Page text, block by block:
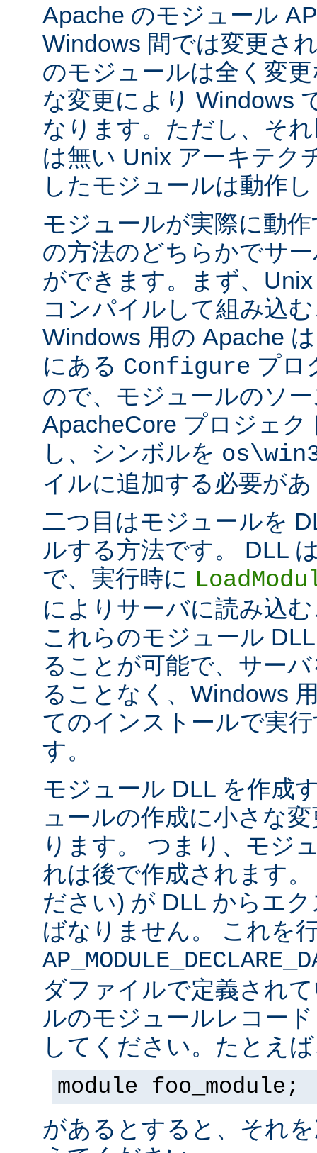
Apache のモジュール
Windows 間では変更さ
のモジュールは全く変
な変更により Windows
なります。ただし、そ
は無い Unix アーキテク
したモジュールは動作
モジュールが実際に動
の方法のどちらかでサ
ができます。まず、
コンパイルして組み込
Windows 用の Apache
にある Configure プロ
ので、モジュールのソ
ApacheCore プロジェ
し、シンボルを
イルに追加する必要が
二つ目はモジュールを
ルする方法です。 DLL
で、実行時に
によりサーバに読み込
これらのモジュール
ることが可能で、サー
ることなく、Windows
てのインストールで実
す。
モジュール DLL を作成
ュールの作成に小さな
ります。 つまり、モジ
れは後で作成されます
ださい) が DLL からエ
ばなりません。 これを
ダファイルで定義され
ルのモジュールレコー
してください。たとえ
module foo_module;
があるとすると、それ